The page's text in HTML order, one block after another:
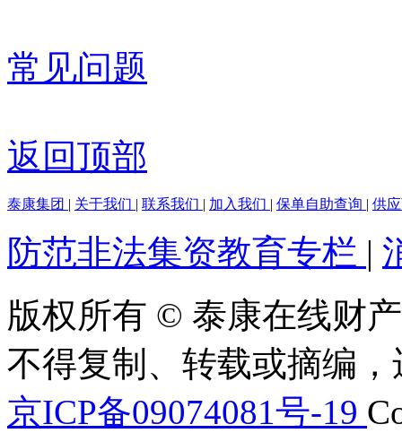
常见问题
返回顶部
泰康集团 | 关于我们 | 联系我们 | 加入我们 | 保单自助查询 | 供
防范非法集资教育专栏 |
版权所有 © 泰康在线财
不得复制、转载或摘编
京ICP备09074081号-19